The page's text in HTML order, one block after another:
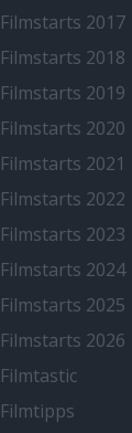
Filmstarts 2017
Filmstarts 2018
Filmstarts 2019
Filmstarts 2020
Filmstarts 2021
Filmstarts 2022
Filmstarts 2023
Filmstarts 2024
Filmstarts 2025
Filmstarts 2026
Filmtastic
Filmtipps